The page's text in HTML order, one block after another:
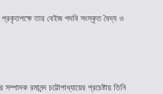
প্রকৃতপক্ষে তার বেইজ পদবি সংস্কৃত বৈদ্য ও
সম্পাদক রমানন্দ চট্টোপাধ্যায়ের প্রচেষ্টায় তিনি